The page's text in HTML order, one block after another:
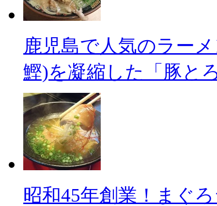
鹿児島で人気のラー
鰹)を凝縮した「豚と
昭和45年創業！まぐ